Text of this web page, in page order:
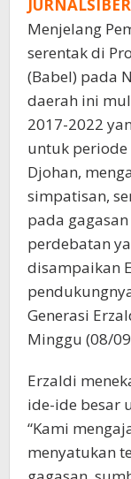
Menjelang
serentak di
(Babel) pada
daerah ini
2017-2022
untuk periode
Djohan,
simpatisan,
pada
perdebatan
disampaikan
Generasi
Minggu (08/
Erzaldi
ide-ide besar
“Kami
menyatukan